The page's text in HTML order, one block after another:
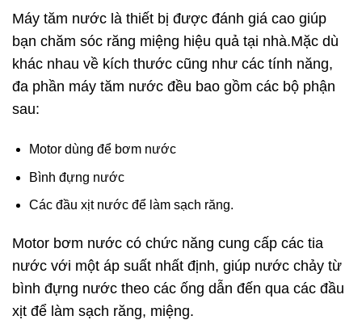
Máy tăm nước là thiết bị được đánh giá cao giúp
bạn chăm sóc răng miệng hiệu quả tại nhà.Mặc dù
khác nhau về kích thước cũng như các tính năng,
đa phần máy tăm nước đều bao gồm các bộ phận
sau:
Motor dùng để bơm nước
Bình đựng nước
Các đầu xịt nước để làm sạch răng.
Motor bơm nước có chức năng cung cấp các tia
nước với một áp suất nhất định, giúp nước chảy từ
bình đựng nước theo các ống dẫn đến qua các đầu
xịt để làm sạch răng, miệng.